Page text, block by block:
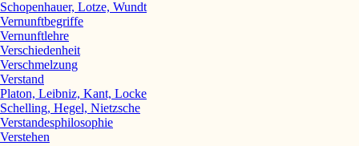
Schopenhauer, Lotze, Wundt
Vernunftbegriffe
Vernunftlehre
Verschiedenheit
Verschmelzung
Verstand
Platon, Leibniz, Kant, Locke
Schelling, Hegel, Nietzsche
Verstandesphilosophie
Verstehen